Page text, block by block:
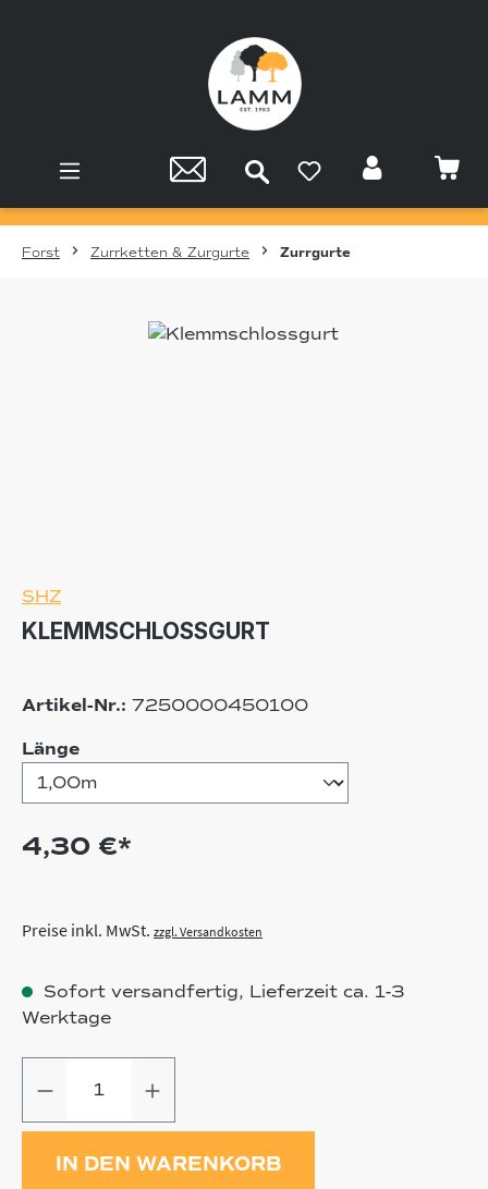
Forst Zurrketten & Zurgurte Zurrgurte
Bildergalerie überspringen
SHZ
KLEMMSCHLOSSGURT
Artikel-Nr.: 7250000450100
Längeauswählen
4,30 €*
Preise inkl. MwSt. zzgl. Versandkosten
Sofort versandfertig, Lieferzeit ca. 1-3
Werktage
IN DEN WARENKORB